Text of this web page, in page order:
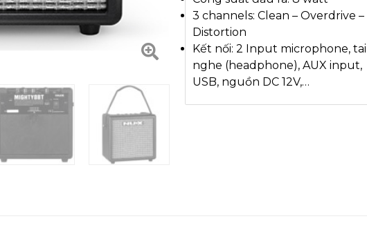
3 channels: Clean – Overdrive –
Distortion
Kết nối: 2 Input microphone, tai
nghe (headphone), AUX input,
USB, nguồn DC 12V,…